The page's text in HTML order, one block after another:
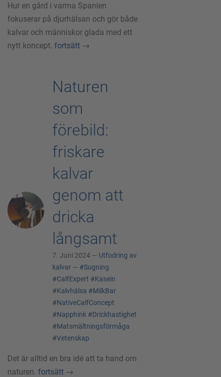
Hur en gård i varma Spanien
fokuserar på djurhälsan och gör både
kalvar och människor glada med ett
nytt koncept. fortsätt →
Naturen
som
förebild:
friskare
kalvar
genom att
dricka
långsamt
7. Juni 2024 — Utfodring av
kalvar — #Sugning
#CalfExpert #Kasein
#Kalvhälsa #MilkBar
#NativeCalfConcept
#Napphink #Drickhastighet
#Matsmältningsförmåga
#Vetenskap
Det är alltid en bra idé att ta hand om
naturen. fortsätt →